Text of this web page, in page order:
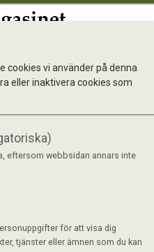
cm
cookies vi använder på denna
eller inaktivera cookies som
eftersom webbsidan annars inte
för att visa dig
tjänster eller ämnen som du kan